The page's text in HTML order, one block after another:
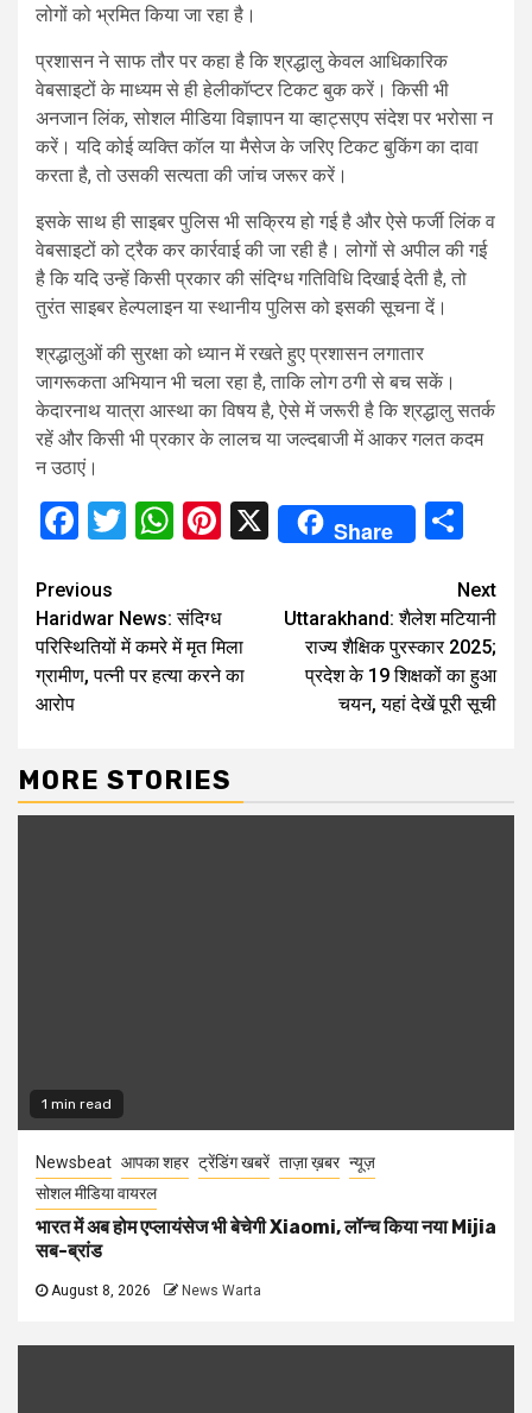
लोगों को भ्रमित किया जा रहा है।
प्रशासन ने साफ तौर पर कहा है कि श्रद्धालु केवल आधिकारिक
वेबसाइटों के माध्यम से ही हेलीकॉप्टर टिकट बुक करें। किसी भी
अनजान लिंक, सोशल मीडिया विज्ञापन या व्हाट्सएप संदेश पर भरोसा न
करें। यदि कोई व्यक्ति कॉल या मैसेज के जरिए टिकट बुकिंग का दावा
करता है, तो उसकी सत्यता की जांच जरूर करें।
इसके साथ ही साइबर पुलिस भी सक्रिय हो गई है और ऐसे फर्जी लिंक व
वेबसाइटों को ट्रैक कर कार्रवाई की जा रही है। लोगों से अपील की गई
है कि यदि उन्हें किसी प्रकार की संदिग्ध गतिविधि दिखाई देती है, तो
तुरंत साइबर हेल्पलाइन या स्थानीय पुलिस को इसकी सूचना दें।
श्रद्धालुओं की सुरक्षा को ध्यान में रखते हुए प्रशासन लगातार
जागरूकता अभियान भी चला रहा है, ताकि लोग ठगी से बच सकें।
केदारनाथ यात्रा आस्था का विषय है, ऐसे में जरूरी है कि श्रद्धालु सतर्क
रहें और किसी भी प्रकार के लालच या जल्दबाजी में आकर गलत कदम
न उठाएं।
Facebook
Twitter
WhatsApp
Pinterest
X Share
Continue
Reading
Previous
Haridwar News: संदिग्ध
परिस्थितियों में कमरे में मृत मिला
ग्रामीण, पत्नी पर हत्या करने का
आरोप
Next
Uttarakhand: शैलेश मटियानी
राज्य शैक्षिक पुरस्कार 2025;
प्रदेश के 19 शिक्षकों का हुआ
चयन, यहां देखें पूरी सूची
MORE STORIES
1 min read
Newsbeat आपका शहर ट्रेंडिंग खबरें ताज़ा ख़बर न्यूज़
सोशल मीडिया वायरल
भारत में अब होम एप्लायंसेज भी बेचेगी Xiaomi, लॉन्च किया नया Mijia
सब-ब्रांड
August 8, 2026 News Warta